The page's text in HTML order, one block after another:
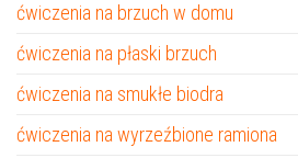
ćwiczenia na brzuch w domu
ćwiczenia na płaski brzuch
ćwiczenia na smukłe biodra
ćwiczenia na wyrzeźbione ramiona